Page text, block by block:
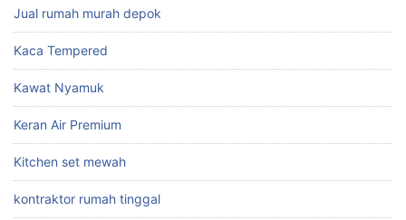
Jual rumah murah depok
Kaca Tempered
Kawat Nyamuk
Keran Air Premium
Kitchen set mewah
kontraktor rumah tinggal